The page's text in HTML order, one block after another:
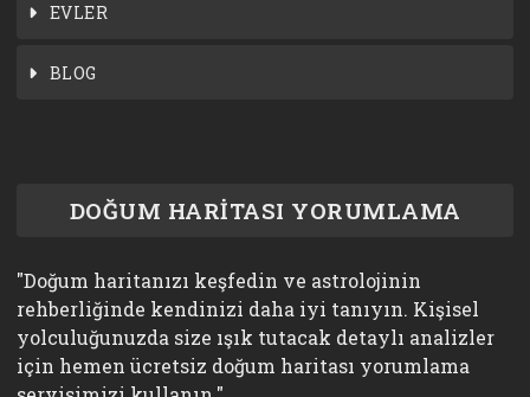
EVLER
BLOG
DOĞUM HARİTASI YORUMLAMA
"Doğum haritanızı keşfedin ve astrolojinin
rehberliğinde kendinizi daha iyi tanıyın. Kişisel
yolculuğunuzda size ışık tutacak detaylı analizler
için hemen ücretsiz doğum haritası yorumlama